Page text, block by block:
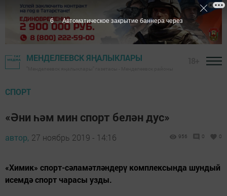
МЕНДЕЛЕЕВСК ЯҢАЛЫКЛАРЫ
СПОРТ
«Әни һәм мин спорт белән дус»
автор, 27 ноябрь 2019 - 14:16 956 0 0
«Химик» спорт-сәламәтләндерү комплексында шундый
исемдә спорт чарасы узды.
5 Автоматическое закрытие баннера через